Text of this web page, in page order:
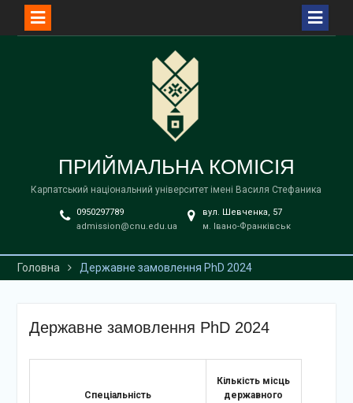
ПРИЙМАЛЬНА КОМІСІЯ
Карпатський національний університет імені Василя Стефаника
0950297789
admission@cnu.edu.ua
вул. Шевченка, 57
м. Івано-Франківськ
Головна Державне замовлення PhD 2024
Державне замовлення PhD 2024
Спеціальність
Кількість місць
державного